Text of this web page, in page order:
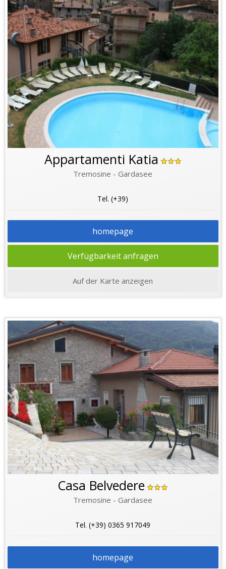
Appartamenti Katia
Tremosine - Gardasee
Tel. (+39)
homepage
Verfügbarkeit anfragen
Auf der Karte anzeigen
Casa Belvedere
Tremosine - Gardasee
Tel. (+39) 0365 917049
homepage